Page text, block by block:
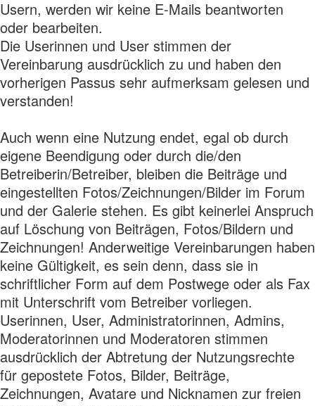
Usern, werden wir keine E-Mails beantworten
oder bearbeiten.
Die Userinnen und User stimmen der
Vereinbarung ausdrücklich zu und haben den
vorherigen Passus sehr aufmerksam gelesen und
verstanden!
Auch wenn eine Nutzung endet, egal ob durch
eigene Beendigung oder durch die/den
Betreiberin/Betreiber, bleiben die Beiträge und
eingestellten Fotos/Zeichnungen/Bilder im Forum
und der Galerie stehen. Es gibt keinerlei Anspruch
auf Löschung von Beiträgen, Fotos/Bildern und
Zeichnungen! Anderweitige Vereinbarungen haben
keine Gültigkeit, es sein denn, dass sie in
schriftlicher Form auf dem Postwege oder als Fax
mit Unterschrift vom Betreiber vorliegen.
Userinnen, User, Administratorinnen, Admins,
Moderatorinnen und Moderatoren stimmen
ausdrücklich der Abtretung der Nutzungsrechte
für gepostete Fotos, Bilder, Beiträge,
Zeichnungen, Avatare und Nicknamen zur freien